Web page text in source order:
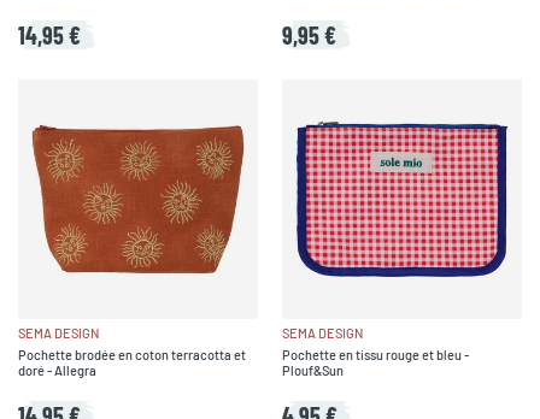
14,95 € 9,95 €
SEMA DESIGN
Pochette brodée en coton terracotta et
doré - Allegra
SEMA DESIGN
Pochette en tissu rouge et bleu -
Plouf&Sun